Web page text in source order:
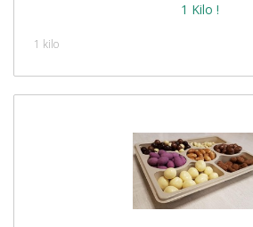
1 Kilo !
1 kilo